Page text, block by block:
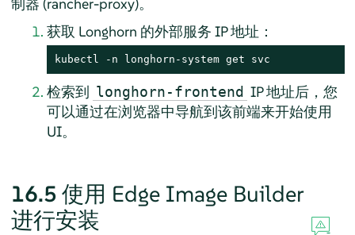
获取 Longhorn 的外部服务 IP 地址：
kubectl -n longhorn-system get svc
检索到 longhorn-frontend IP 地址后，您
可以通过在浏览器中导航到该前端来开始使用
UI。
16.5 使用 Edge Image Builder
进行安装